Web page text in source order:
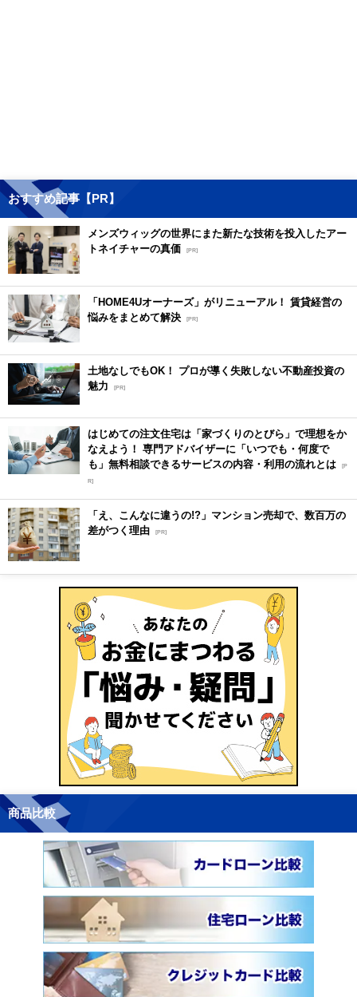
おすすめ記事【PR】
メンズウィッグの世界にまた新たな技術を投入したアー
トネイチャーの真価 [PR]
「HOME4Uオーナーズ」がリニューアル！ 賃貸経営の
悩みをまとめて解決 [PR]
土地なしでもOK！ プロが導く失敗しない不動産投資の
魅力
[PR]
はじめての注文住宅は「家づくりのとびら」で理想をか
なえよう！ 専門アドバイザーに「いつでも・何度で
も」無料相談できるサービスの内容・利用の流れとは [P
R]
「え、こんなに違うの!?」マンション売却で、数百万の
差がつく理由 [PR]
商品比較